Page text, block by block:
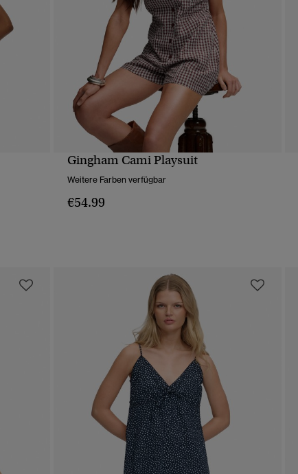
SCHNELLANSICHT
Gingham Cami Playsuit
Weitere Farben verfügbar
€54.99